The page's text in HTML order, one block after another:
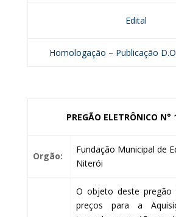
Edital
Homologação – Publicação
PREGÃO ELETRÔNICO N°
Orgão:
Fundação Municipal de
Niterói
O objeto deste
preços para a